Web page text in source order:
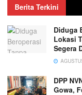
Berita Terkini
Diduga
Lokasi
Segera
DPP
Gowa,